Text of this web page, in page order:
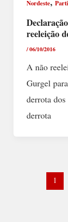
Nordeste
reeleição
/06/10/2016
A não
Gurgel
derrota
derrota
1